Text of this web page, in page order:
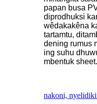
papan busa
diprodhuksi
wêdakakêna
tartamtu,
dening rumus
ing suhu
mbentuk sheet.
nakoni, nyelidiki